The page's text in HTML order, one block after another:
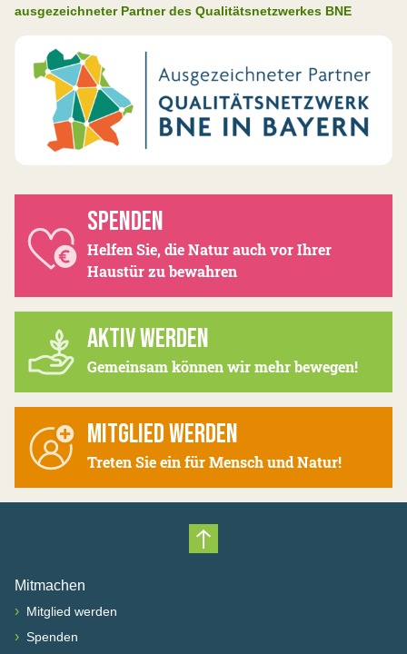
ausgezeichneter Partner des Qualitätsnetzwerkes BNE
SPENDEN
Helfen Sie, die Natur auch vor Ihrer
Haustür zu bewahren
AKTIV WERDEN
Gemeinsam können wir mehr bewegen!
MITGLIED WERDEN
Treten Sie ein für Mensch und Natur!
Nach oben scrollen
Mitmachen
› Mitglied werden
› Spenden